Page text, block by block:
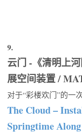
9.
云门 -《清明上
展空间装置 /
对于“彩楼欢门”的一
The Cloud –
Springtime